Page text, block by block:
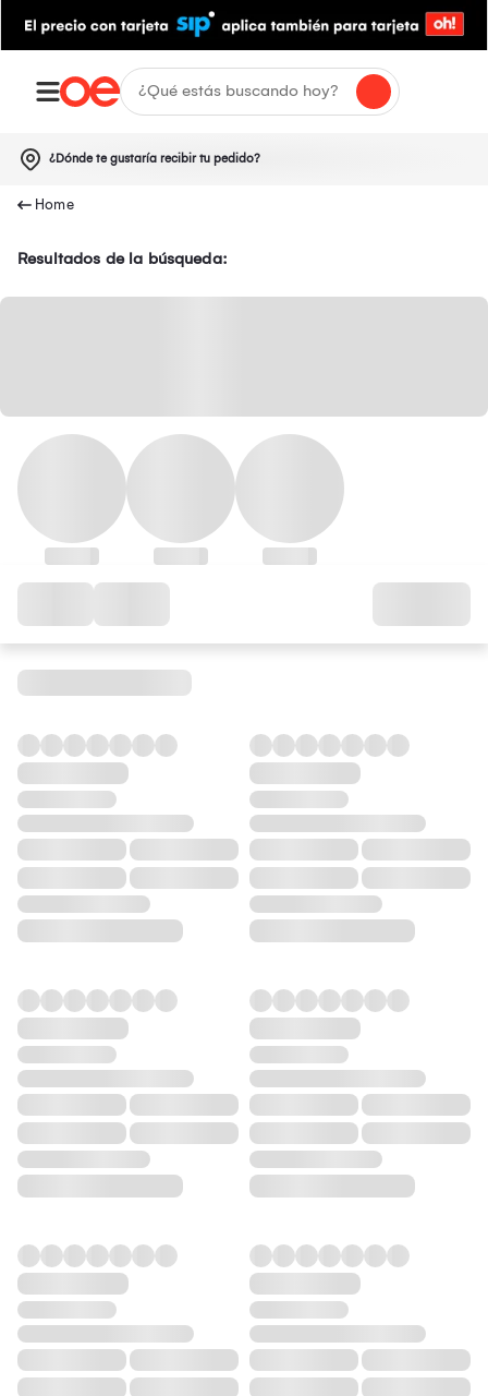
¿Dónde te gustaría recibir tu pedido?
Resultados de la búsqueda: